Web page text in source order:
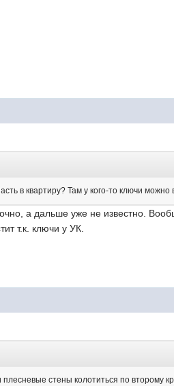
в квартиру? Там у кого-то ключи можно
а дальше уже не известно.
т.к. ключи у УК.
стены колотиться по второму